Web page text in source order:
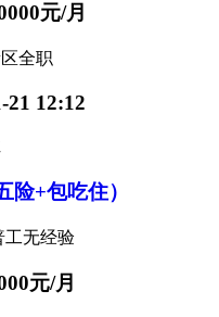
元/月
全职
21 12:12
险+包吃住）
工无经验
元/月